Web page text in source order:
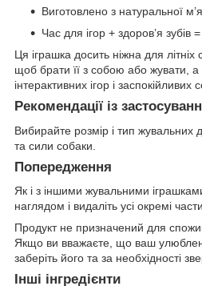
Виготовлено з натуральної
Час для ігор + здоров’я
Ця іграшка досить ніжна для
щоб брати її з собою або жувати, а
інтерактивних ігор і заспокійливих
Рекомендації із
Вибирайте розмір і тип жувальних
та сили собаки.
Попередження
Як і з іншими жувальними
наглядом і видаліть усі окремі
Продукт не призначений для
Якщо ви вважаєте, що ваш
заберіть його та за необхідності
Інші інгредієнти